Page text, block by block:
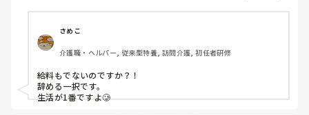
泣きたくなる
さめこ
介護職・ヘルパー, 従来型特養, 訪問介護, 初任者研修
給料もでないのですか？！
辞める一択です。
生活が1番ですよ🥲